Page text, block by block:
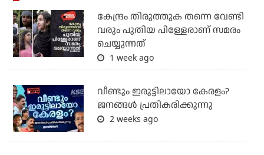
കേന്ദ്രം തിരുത്തുക തന്നെ വേണ്ടി
വരും പുതിയ പിള്ളേരാണ് സമരം
ചെയ്യുന്നത്
1 week ago
വീണ്ടും ഇരുട്ടിലായോ കേരളം?
ജനങ്ങൾ പ്രതികരിക്കുന്നു
2 weeks ago